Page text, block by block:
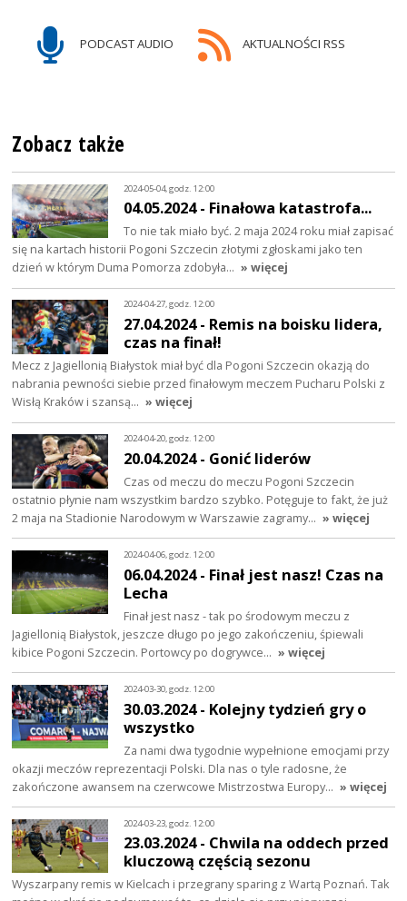
PODCAST AUDIO AKTUALNOŚCI RSS
Zobacz także
2024-05-04, godz. 12:00
04.05.2024 - Finałowa katastrofa...
To nie tak miało być. 2 maja 2024 roku miał zapisać
się na kartach historii Pogoni Szczecin złotymi zgłoskami jako ten
dzień w którym Duma Pomorza zdobyła… » więcej
2024-04-27, godz. 12:00
27.04.2024 - Remis na boisku lidera,
czas na finał!
Mecz z Jagiellonią Białystok miał być dla Pogoni Szczecin okazją do
nabrania pewności siebie przed finałowym meczem Pucharu Polski z
Wisłą Kraków i szansą… » więcej
2024-04-20, godz. 12:00
20.04.2024 - Gonić liderów
Czas od meczu do meczu Pogoni Szczecin
ostatnio płynie nam wszystkim bardzo szybko. Potęguje to fakt, że już
2 maja na Stadionie Narodowym w Warszawie zagramy… » więcej
2024-04-06, godz. 12:00
06.04.2024 - Finał jest nasz! Czas na
Lecha
Finał jest nasz - tak po środowym meczu z
Jagiellonią Białystok, jeszcze długo po jego zakończeniu, śpiewali
kibice Pogoni Szczecin. Portowcy po dogrywce… » więcej
2024-03-30, godz. 12:00
30.03.2024 - Kolejny tydzień gry o
wszystko
Za nami dwa tygodnie wypełnione emocjami przy
okazji meczów reprezentacji Polski. Dla nas o tyle radosne, że
zakończone awansem na czerwcowe Mistrzostwa Europy… » więcej
2024-03-23, godz. 12:00
23.03.2024 - Chwila na oddech przed
kluczową częścią sezonu
Wyszarpany remis w Kielcach i przegrany sparing z Wartą Poznań. Tak